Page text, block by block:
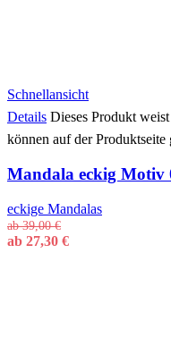
Schnellansicht
Details Dieses Produkt
können auf der Produktseite
Mandala eckig Motiv
eckige Mandalas
ab39,00€
ab 27,30 €